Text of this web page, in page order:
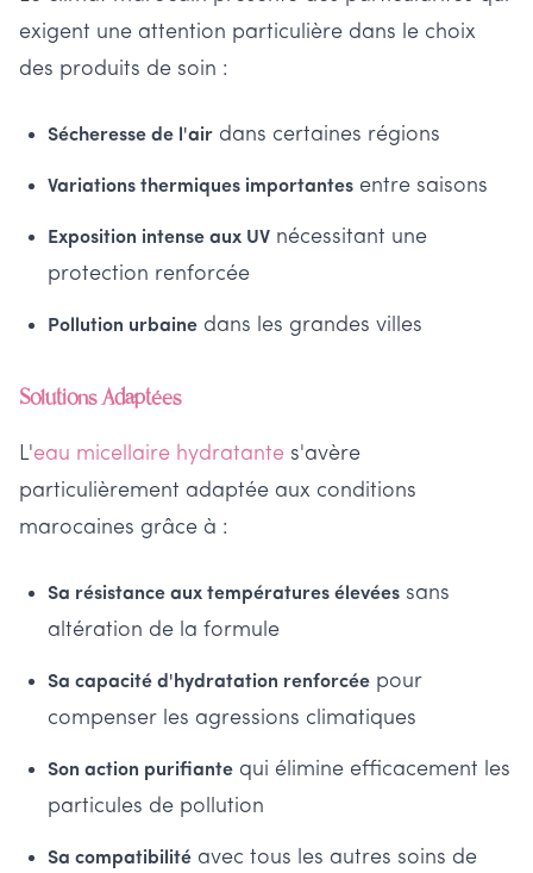
exigent une attention particulière dans le choix
des produits de soin :
Sécheresse de l'air dans certaines régions
Variations thermiques importantes entre saisons
Exposition intense aux UV nécessitant une
protection renforcée
Pollution urbaine dans les grandes villes
Solutions Adaptées
L'eau micellaire hydratante s'avère
particulièrement adaptée aux conditions
marocaines grâce à :
Sa résistance aux températures élevées sans
altération de la formule
Sa capacité d'hydratation renforcée pour
compenser les agressions climatiques
Son action purifiante qui élimine efficacement les
particules de pollution
Sa compatibilité avec tous les autres soins de